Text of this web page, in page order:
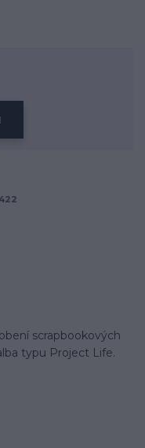
scrapbookových
typu Project Life.